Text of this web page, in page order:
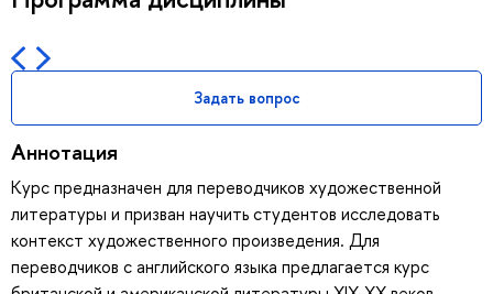
Задать вопрос
Аннотация
Курс предназначен для переводчиков художественной
литературы и призван научить студентов исследовать
контекст художественного произведения. Для
переводчиков с английского языка предлагается курс